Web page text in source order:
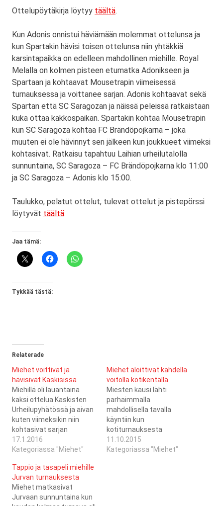
Ottelupöytäkirja löytyy täältä.
Kun Adonis onnistui häviämään molemmat ottelunsa ja
kun Spartakin hävisi toisen ottelunsa niin yhtäkkiä
karsintapaikka on edelleen mahdollinen miehille. Royal
Melalla on kolmen pisteen etumatka Adonikseen ja
Spartaan ja kohtaavat Mousetrapin viimeisessä
turnauksessa ja voittanee sarjan. Adonis kohtaavat sekä
Spartan että SC Saragozan ja näissä peleissä ratkaistaan
kuka ottaa kakkospaikan. Spartakin kohtaa Mousetrapin
kun SC Saragoza kohtaa FC Brändöpojkarna – joka
muuten ei ole hävinnyt sen jälkeen kun joukkueet viimeksi
kohtasivat. Ratkaisu tapahtuu Laihian urheilutalolla
sunnuntaina, SC Saragoza – FC Brändöpojkarna klo 11:00
ja SC Saragoza – Adonis klo 15:00.
Taulukko, pelatut ottelut, tulevat ottelut ja pistepörssi
löytyvät täältä.
Jaa tämä:
Tykkää tästä:
Relaterade
Miehet voittivat ja
hävisivät Kaskisissa
Miehillä oli lauantaina
kaksi ottelua Kaskisten
Urheilupyhätössä ja aivan
kuten viimeksikin niin
kohtasivat sarjan
kärkikastiin kuuluvat Royal
Mela ja Sparta. Viimeksi
Spartalle ja rumin lukemin
Royal Melalle. Tällä kertaa
paransivat hieman, kun
pystyivät kaatamaan
17.1.2016
Kategoriassa "Miehet"
Miehet aloittivat kahdella
voitolla kotikentällä
Miesten kausi lähti
parhaimmalla
mahdollisella tavalla
käyntiin kun
kotiturnauksesta
varmistettiin neljä
pistettä. Vaikkakin aika
11.10.2015
Kategoriassa "Miehet"
Tappio ja tasapeli miehille
Jurvan turnauksesta
Miehet matkasivat
Jurvaan sunnuntaina kun